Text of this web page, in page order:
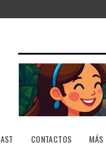
CONTACTOS MÁS